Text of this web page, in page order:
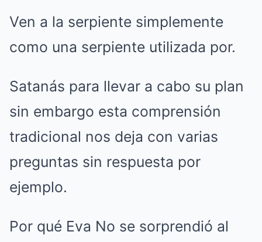
Ven a la serpiente simplemente
como una serpiente utilizada por.
Satanás para llevar a cabo su plan
sin embargo esta comprensión
tradicional nos deja con varias
preguntas sin respuesta por
ejemplo.
Por qué Eva No se sorprendió al